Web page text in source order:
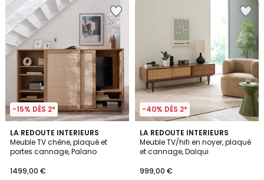
-15% DÈS 2*
LA REDOUTE INTERIEURS
Meuble TV chêne, plaqué et
portes cannage, Palano
1499,00 €
5
/
5
-40% DÈS 2*
LA REDOUTE INTERIEURS
Meuble TV/hifi en noyer, plaqué
et cannage, Dalqui
999,00 €
4
/
5